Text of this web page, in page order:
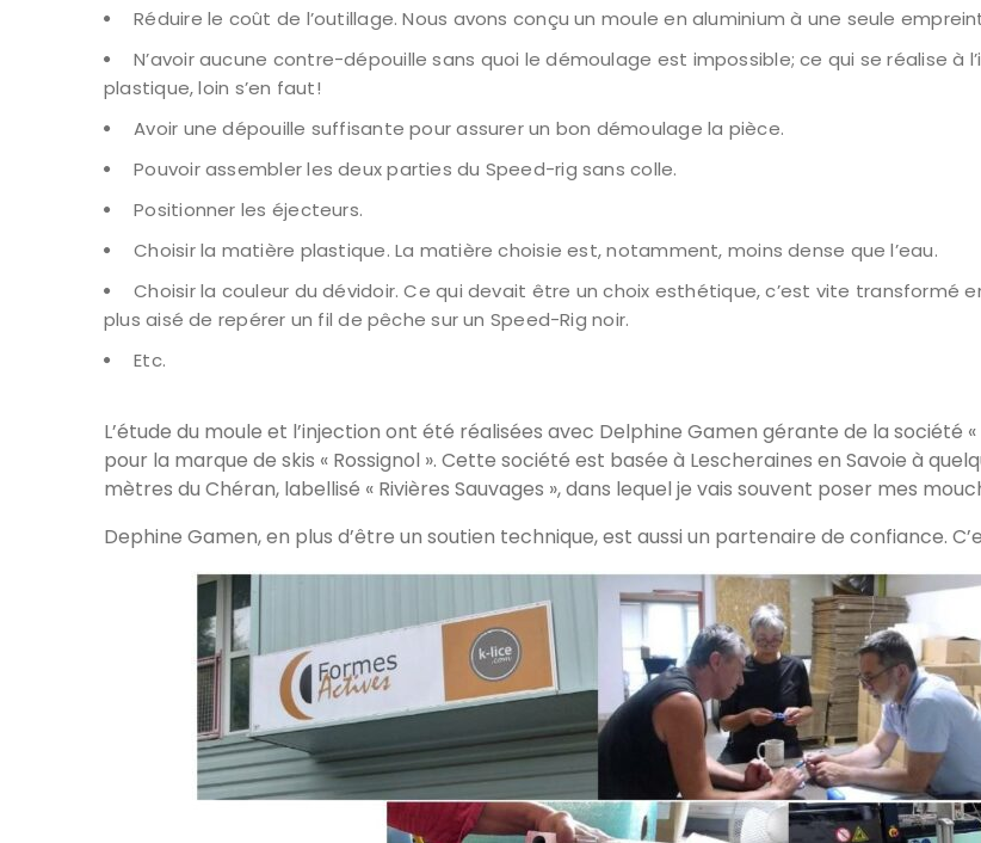
Réduire le coût de l’outillage. Nous avons conçu un moule en aluminium à une seule
N’avoir aucune contre-dépouille sans quoi le démoulage est impossible; ce qui se réalise
plastique, loin s’en faut!
Avoir une dépouille suffisante pour assurer un bon démoulage la pièce.
Pouvoir assembler les deux parties du Speed-rig sans colle.
Positionner les éjecteurs.
Choisir la matière plastique. La matière choisie est, notamment, moins dense que l’eau.
Choisir la couleur du dévidoir. Ce qui devait être un choix esthétique, c’est vite transformé
plus aisé de repérer un fil de pêche sur un Speed-Rig noir.
Etc.
L’étude du moule et l’injection ont été réalisées avec Delphine Gamen gérante de la société
pour la marque de skis « Rossignol ». Cette société est basée à Lescheraines en Savoie à
mètres du Chéran, labellisé « Rivières Sauvages », dans lequel je vais souvent poser mes
Dephine Gamen, en plus d’être un soutien technique, est aussi un partenaire de confiance.